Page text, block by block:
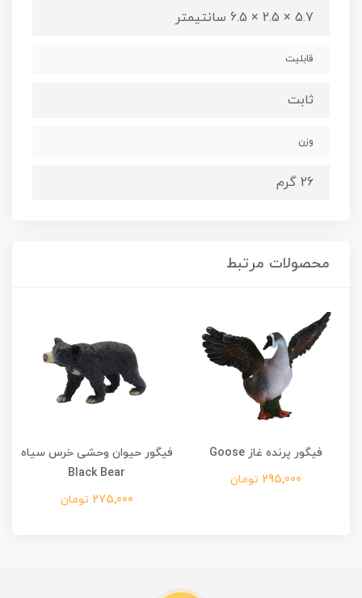
5.7 × 2.5 × 6.5 سانتیمتر
قابلیت
ثابت
وزن
26 گرم
محصولات مرتبط
فیگور پرنده غاز Goose
295,000 تومان
فیگور حیوان وحشی خرس سیاه
Black Bear
275,000 تومان